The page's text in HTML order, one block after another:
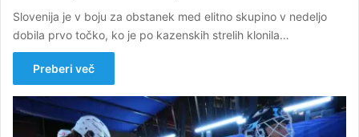
Slovenija je v boju za obstanek med elitno skupino v nedeljo
dobila prvo točko, ko je po kazenskih strelih klonila…
Preberi več